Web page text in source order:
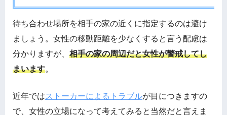
待ち合わせ場所を相手の家の近くに指定するのは避け
ましょう。女性の移動距離を少なくすると言う配慮は
分かりますが、 相手の家の周辺だと女性が警戒してし
まいます。
近年ではストーカーによるトラブルが目につきますの
で、女性の立場になって考えてみると当然だと言えま